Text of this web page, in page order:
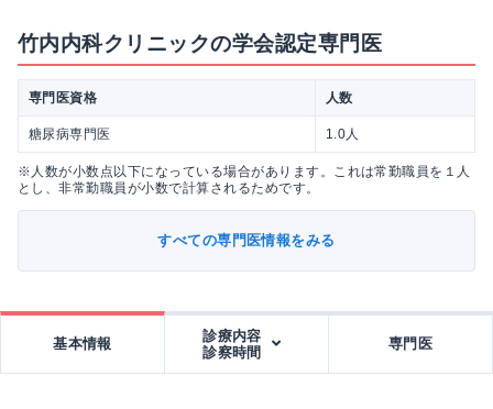
竹内内科クリニックの学会認定専門医
専門医資格 人数
糖尿病専門医 1.0人
※人数が小数点以下になっている場合があります。これは常勤職員を１人
とし、非常勤職員が小数で計算されるためです。
すべての専門医情報をみる
基本情報
診療内容
診察時間
専門医